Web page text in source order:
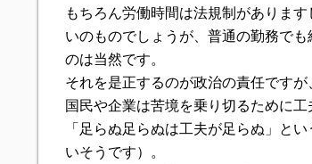
もちろん労働時間は法規制がありま
いのものでしょうが、普通の勤務で
のは当然です。
それを是正するのが政治の責任です
国民や企業は苦境を乗り切るために工
「足らぬ足らぬは工夫が足らぬ」と
いそうです）。